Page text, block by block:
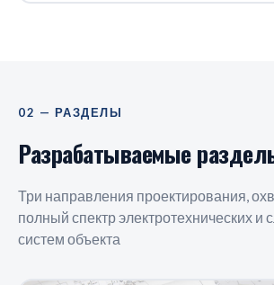
02 — РАЗДЕЛЫ
Разрабатываемые
Три направления проектирования,
полный спектр электротехнических и
систем объекта